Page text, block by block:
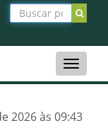
Toggle
2026 às 09:43